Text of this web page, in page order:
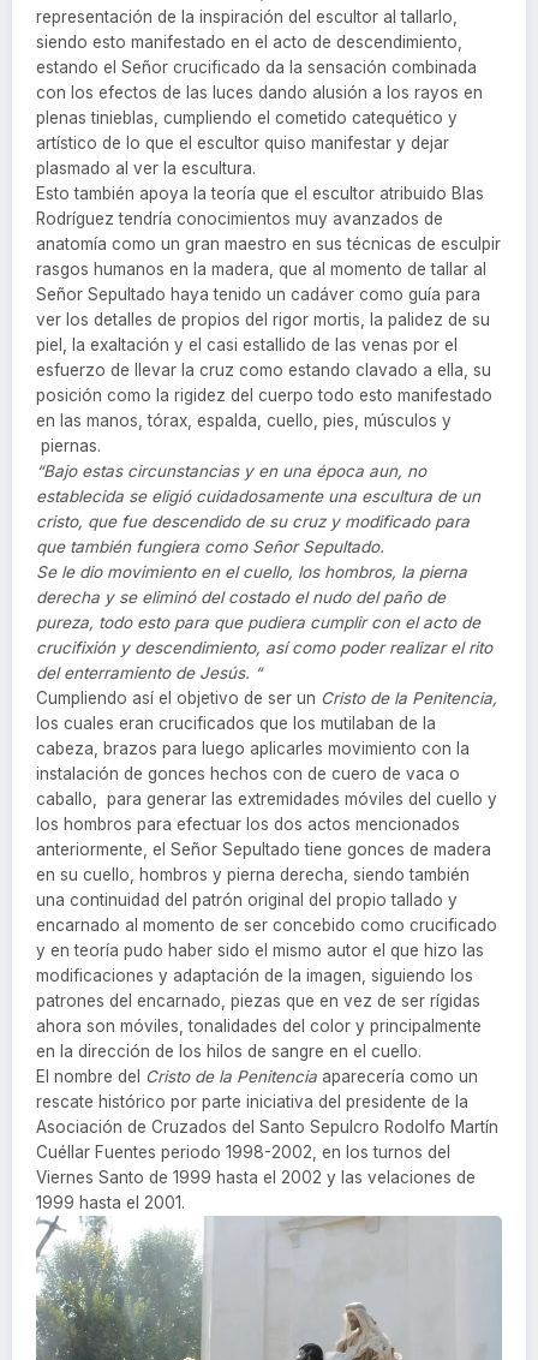
representación de la inspiración del escultor al tallarlo,
siendo esto manifestado en el acto de descendimiento,
estando el Señor crucificado da la sensación combinada
con los efectos de las luces dando alusión a los rayos en
plenas tinieblas, cumpliendo el cometido catequético y
artístico de lo que el escultor quiso manifestar y dejar
plasmado al ver la escultura.
Esto también apoya la teoría que el escultor atribuido Blas
Rodríguez tendría conocimientos muy avanzados de
anatomía como un gran maestro en sus técnicas de esculpir
rasgos humanos en la madera, que al momento de tallar al
Señor Sepultado haya tenido un cadáver como guía para
ver los detalles de propios del rigor mortis, la palidez de su
piel, la exaltación y el casi estallido de las venas por el
esfuerzo de llevar la cruz como estando clavado a ella, su
posición como la rigidez del cuerpo todo esto manifestado
en las manos, tórax, espalda, cuello, pies, músculos y
piernas.
“Bajo estas circunstancias y en una época aun, no
establecida se eligió cuidadosamente una escultura de un
cristo, que fue descendido de su cruz y modificado para
que también fungiera como Señor Sepultado.
Se le dio movimiento en el cuello, los hombros, la pierna
derecha y se eliminó del costado el nudo del paño de
pureza, todo esto para que pudiera cumplir con el acto de
crucifixión y descendimiento, así como poder realizar el rito
del enterramiento de Jesús. “
Cumpliendo así el objetivo de ser un Cristo de la Penitencia,
los cuales eran crucificados que los mutilaban de la
cabeza, brazos para luego aplicarles movimiento con la
instalación de gonces hechos con de cuero de vaca o
caballo, para generar las extremidades móviles del cuello y
los hombros para efectuar los dos actos mencionados
anteriormente, el Señor Sepultado tiene gonces de madera
en su cuello, hombros y pierna derecha, siendo también
una continuidad del patrón original del propio tallado y
encarnado al momento de ser concebido como crucificado
y en teoría pudo haber sido el mismo autor el que hizo las
modificaciones y adaptación de la imagen, siguiendo los
patrones del encarnado, piezas que en vez de ser rígidas
ahora son móviles, tonalidades del color y principalmente
en la dirección de los hilos de sangre en el cuello.
El nombre del Cristo de la Penitencia aparecería como un
rescate histórico por parte iniciativa del presidente de la
Asociación de Cruzados del Santo Sepulcro Rodolfo Martín
Cuéllar Fuentes periodo 1998-2002, en los turnos del
Viernes Santo de 1999 hasta el 2002 y las velaciones de
1999 hasta el 2001.